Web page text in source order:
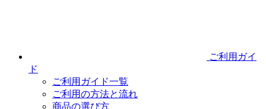
ご利用ガイ
ド
ご利用ガイド一覧
ご利用の方法と流れ
商品の選び方